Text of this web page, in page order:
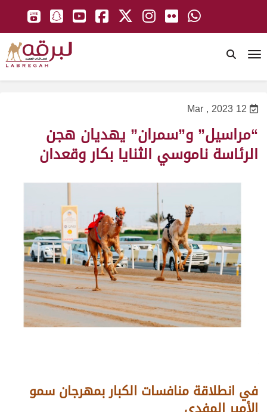
12 Mar , 2023
“مراسيل” و”سمران” يهديان هجن
الرئاسة ناموسي الثنايا بكار وقعدان
في انطلاقة منافسات الكبار بمهرجان سمو